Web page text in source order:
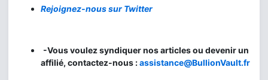
Rejoignez-nous sur Twitter
-Vous voulez syndiquer nos articles ou devenir un
affilié, contactez-nous :assistance@BullionVault.fr